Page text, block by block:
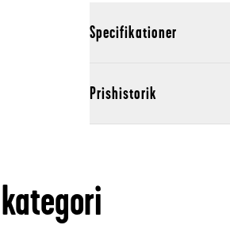
Specifikationer
Prishistorik